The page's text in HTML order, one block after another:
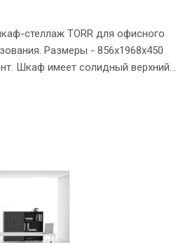
стеллаж TORR для офисного
Размеры - 856х1968х450
Шкаф имеет солидный верхний
акриловой пленкой 2 мм с
дополнительных элементов
прочными силовыми
стяжками. Регулируемые